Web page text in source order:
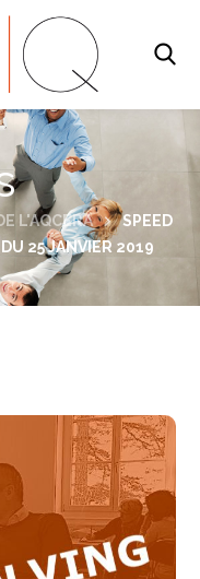
L'AQCERA
SPEED
25 JANVIER 2019